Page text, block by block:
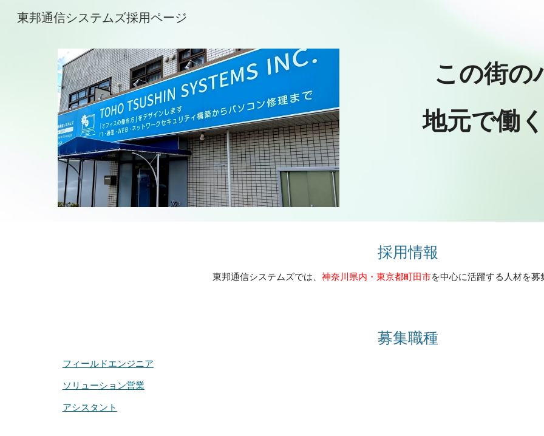
東邦通信システムズ採用ページ
この街の
地元で働
採用情報
東邦通信システムズでは、 神奈川県内・東京都町田市を中心に活躍する人材を募
募集職種
フィールドエンジニア
ソリューション営業
アシスタント